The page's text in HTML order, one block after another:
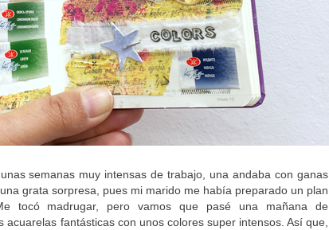
semanas muy intensas de trabajo, una andaba con ganas
grata sorpresa, pues mi marido me había preparado un plan
tocó madrugar, pero vamos que pasé una mañana de
fantásticas con unos colores super intensos. Así que,